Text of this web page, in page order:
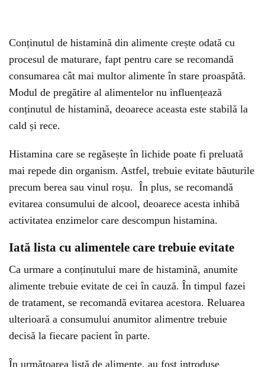
Conținutul de histamină din alimente crește odată cu
procesul de maturare, fapt pentru care se recomandă
consumarea cât mai multor alimente în stare proaspătă.
Modul de pregătire al alimentelor nu influențează
conținutul de histamină, deoarece aceasta este stabilă la
cald și rece.
Histamina care se regăsește în lichide poate fi preluată
mai repede din organism. Astfel, trebuie evitate băuturile
precum berea sau vinul roșu. În plus, se recomandă
evitarea consumului de alcool, deoarece acesta inhibă
activitatea enzimelor care descompun histamina.
Iată lista cu alimentele care trebuie evitate
Ca urmare a conținutului mare de histamină, anumite
alimente trebuie evitate de cei în cauză. În timpul fazei
de tratament, se recomandă evitarea acestora. Reluarea
ulterioară a consumului anumitor alimentre trebuie
decisă la fiecare pacient în parte.
În următoarea listă de alimente, au fost introduse